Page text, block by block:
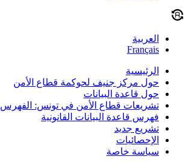
العربية
Français
الرئيسية
حول مركز جنيف لحوكمة قطاع الأمن
حول قاعدة البيانات
تشريعات قطاع الأمن في تونس: الفهرس 1956-2011
فهرس قاعدة البيانات القانونية
تشريع جديد
الإحصائيات
سياسة خاصة